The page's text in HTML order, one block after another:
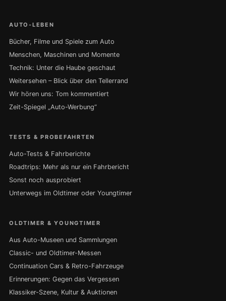
AUTO-LEBEN
Bücher, Filme und Spiele zum Auto
Menschen, Maschinen und Momente
Technik: Unter die Haube geschaut
Weitersehen – Blick über den Tellerrand
Wir hören uns: Tom kommentiert
Zeit-Spiegel „Auto-Werbung“
TESTS & PROBEFAHRTEN
Auto-Tests & Fahrberichte
Roadtrips: Mehr als nur ein Fahrbericht
Sonst noch ausprobiert
Unterwegs im Oldtimer oder Youngtimer
OLDTIMER & YOUNGTIMER
Aus Auto-Museen und Sammlungen
Classic- und Oldtimer-Messen
Continuation Cars & Retro-Fahrzeuge
Erinnerungen: Gegen das Vergessen
Klassiker-Szene, Kultur & Auktionen